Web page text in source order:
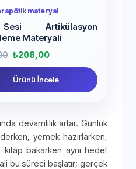
materyal
Artikülasyon
Materyali
₺208,00
Ürünü İncele
devamlılık artar. Günlük
yemek hazırlarken,
bakarken aynı hedef
bu süreci başlatır; gerçek